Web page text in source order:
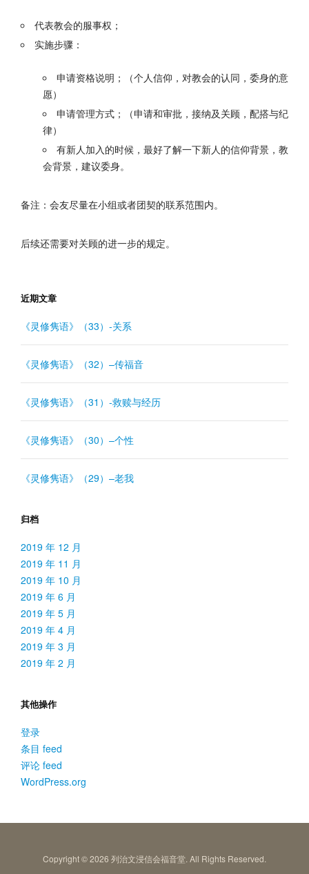
代表教会的服事权；
实施步骤：
申请资格说明；（个人信仰，对教会的认同，委身的意
愿）
申请管理方式；（申请和审批，接纳及关顾，配搭与纪
律）
有新人加入的时候，最好了解一下新人的信仰背景，教
会背景，建议委身。
备注：会友尽量在小组或者团契的联系范围内。
后续还需要对关顾的进一步的规定。
近期文章
《灵修隽语》（33）-关系
《灵修隽语》（32）–传福音
《灵修隽语》（31）-救赎与经历
《灵修隽语》（30）–个性
《灵修隽语》（29）–老我
归档
2019 年 12 月
2019 年 11 月
2019 年 10 月
2019 年 6 月
2019 年 5 月
2019 年 4 月
2019 年 3 月
2019 年 2 月
其他操作
登录
条目 feed
评论 feed
WordPress.org
Copyright © 2026 列治文浸信会福音堂. All Rights Reserved.